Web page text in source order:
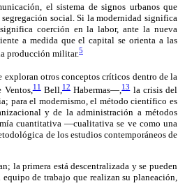
el sistema de signos urbanos que
social. Si la modernidad significa
coerción en la labor, ante la nueva
a medida que el capital se orienta a las
producción militar.5
exploran otros conceptos críticos dentro de la
Ventos,11Bell,12 Habermas—,13la crisis del
para el modernismo, el método científico es
y de la administración a métodos
cuantitativa —cualitativa se ve como una
de los estudios contemporáneos de
la primera está descentralizada y se pueden
de trabajo que realizan su planeación,